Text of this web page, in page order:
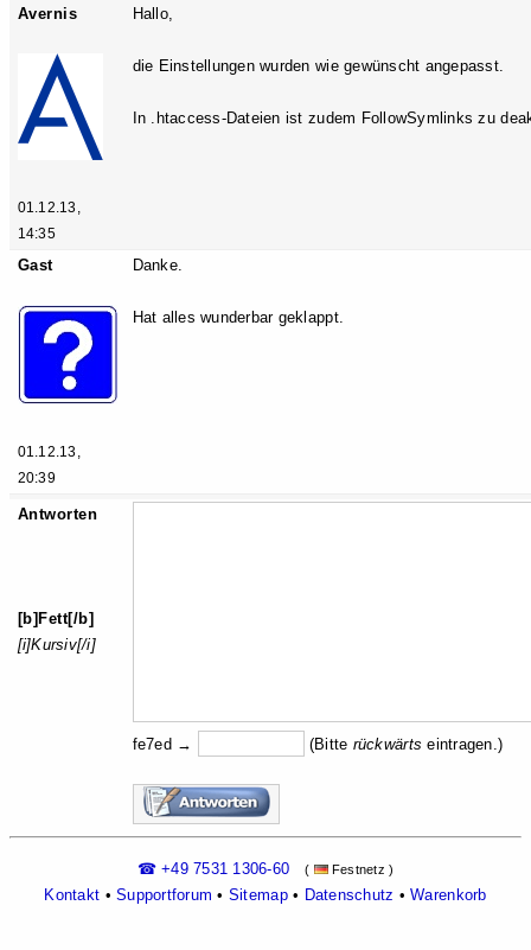
Avernis
01.12.13,
14:35
Hallo,
die Einstellungen wurden wie gewünscht angepasst.
In .htaccess-Dateien ist zudem FollowSymlinks zu
Gast
01.12.13,
20:39
Danke.
Hat alles wunderbar geklappt.
Antworten
[b]Fett[/b]
[i]Kursiv[/i]
fe7ed → (Bitte rückwärts eintragen.)
☎ +49 7531 1306-60 ( Festnetz )
Kontakt •Supportforum • Sitemap• Datenschutz •Warenkorb